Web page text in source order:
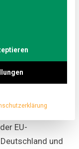
on
die
wichtig?
Michael
on Tour“
EU-
und